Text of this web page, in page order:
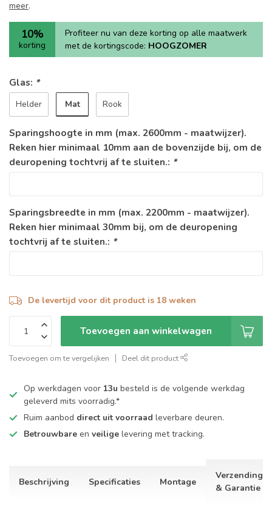
meer.
10%
korting
Profiteer nu van deze korting op alle maatwerk
met de kortingscode: HOOGZOMER
Glas: *
Helder Mat Rook
Sparingshoogte in mm (max. 2600mm - maatwijzer).
Reken hier minimaal 10mm aan de bovenzijde bij, om de
deuropening tochtvrij af te sluiten.: *
Sparingsbreedte in mm (max. 2200mm - maatwijzer).
Reken hier minimaal 30mm bij, om de deuropening
tochtvrij af te sluiten.: *
De levertijd voor dit product is 18 weken
Toevoegen aan winkelwagen
Toevoegen om te vergelijken Deel dit product
Op werkdagen voor 13u besteld is de volgende werkdag
geleverd mits voorradig.*
Ruim aanbod direct uit voorraad leverbare deuren.
Betrouwbare en veilige levering met tracking.
Beschrijving Specificaties Montage
Verzending
& Garantie